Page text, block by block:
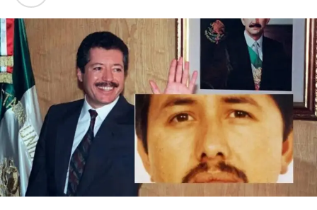
que regresar a casa entre la oscuridad? La falta de
alumbrado ya dejó de ser una molestia; hoy representa
un problema de seguridad que el gobierno municipal no
puede seguir ignorando.